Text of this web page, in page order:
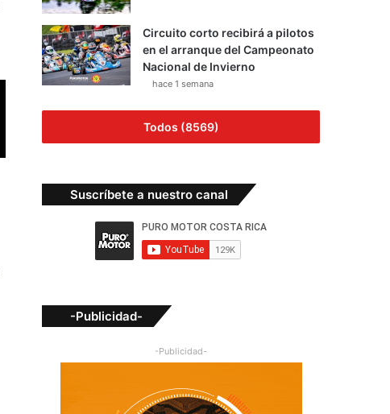
Circuito corto recibirá a pilotos
en el arranque del Campeonato
Nacional de Invierno
hace 1 semana
Todos (8569)
Suscríbete a nuestro canal
-Publicidad-
-Publicidad-